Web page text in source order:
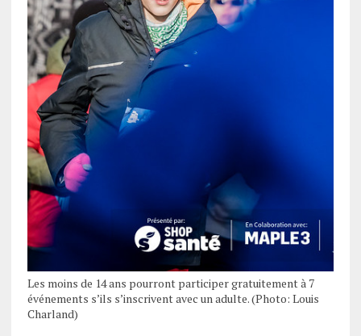
Les moins de 14 ans pourront participer gratuitement à 7
événements s’ils s’inscrivent avec un adulte. (Photo: Louis
Charland)